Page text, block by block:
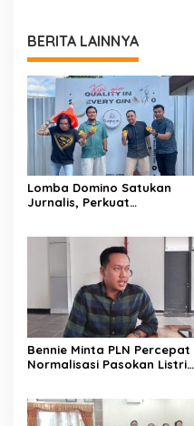
BERITA LAINNYA
Lomba Domino Satukan
Jurnalis, Perkuat
Bennie Minta PLN Percepat
Normalisasi Pasokan Listrik